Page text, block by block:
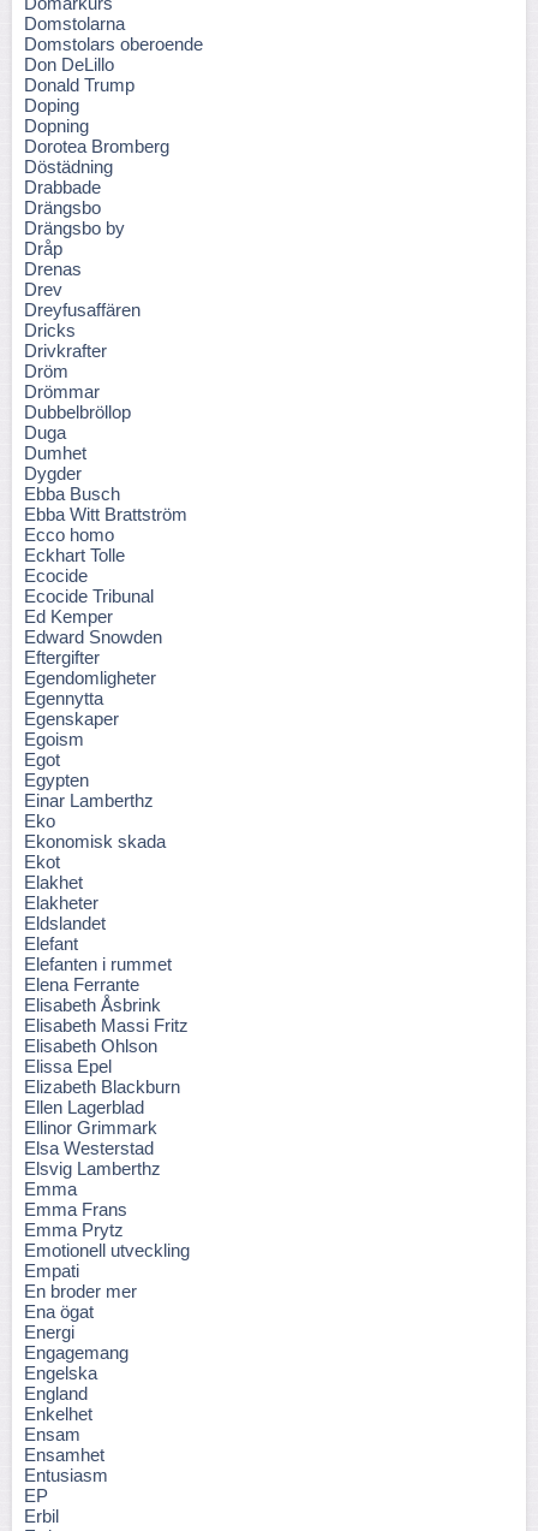
Domstolarna
Domstolars oberoende
Don DeLillo
Donald Trump
Doping
Dopning
Dorotea Bromberg
Döstädning
Drabbade
Drängsbo
Drängsbo by
Dråp
Drenas
Drev
Dreyfusaffären
Dricks
Drivkrafter
Dröm
Drömmar
Dubbelbröllop
Duga
Dumhet
Dygder
Ebba Busch
Ebba Witt Brattström
Ecco homo
Eckhart Tolle
Ecocide
Ecocide Tribunal
Ed Kemper
Edward Snowden
Eftergifter
Egendomligheter
Egennytta
Egenskaper
Egoism
Egot
Egypten
Einar Lamberthz
Eko
Ekonomisk skada
Ekot
Elakhet
Elakheter
Eldslandet
Elefant
Elefanten i rummet
Elena Ferrante
Elisabeth Åsbrink
Elisabeth Massi Fritz
Elisabeth Ohlson
Elissa Epel
Elizabeth Blackburn
Ellen Lagerblad
Ellinor Grimmark
Elsa Westerstad
Elsvig Lamberthz
Emma
Emma Frans
Emma Prytz
Emotionell utveckling
Empati
En broder mer
Ena ögat
Energi
Engagemang
Engelska
England
Enkelhet
Ensam
Ensamhet
Entusiasm
EP
Erbil